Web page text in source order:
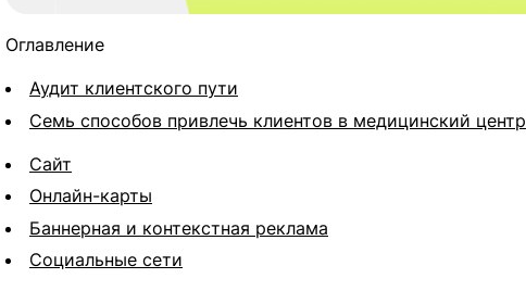
Оглавление
Аудит клиентского пути
Семь способов привлечь клиентов в медицинский центр
Сайт
Онлайн-карты
Баннерная и контекстная реклама
Социальные сети